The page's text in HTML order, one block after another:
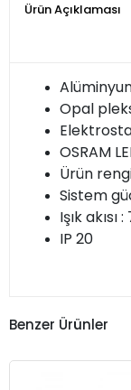
Ürün Açıklaması
Opal
OSRAM
Ürün
Sistem
Işık akısı
IP 20
Benzer Ürünler